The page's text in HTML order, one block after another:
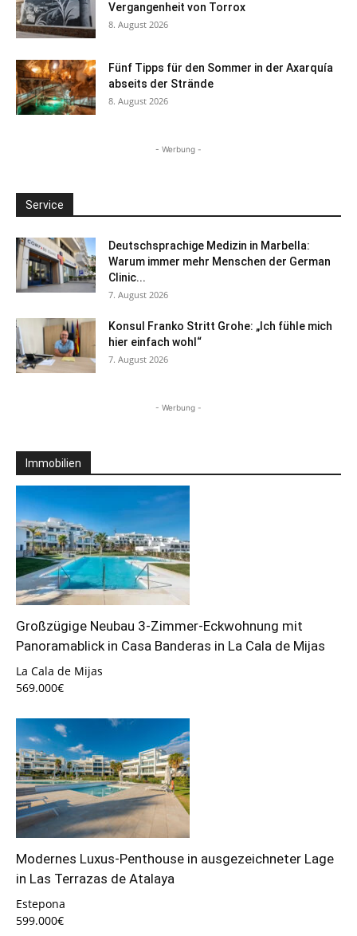
Vergangenheit von Torrox
8. August 2026
Fünf Tipps für den Sommer in der Axarquía
abseits der Strände
8. August 2026
- Werbung -
Service
Deutschsprachige Medizin in Marbella:
Warum immer mehr Menschen der German
Clinic...
7. August 2026
Konsul Franko Stritt Grohe: „Ich fühle mich
hier einfach wohl“
7. August 2026
- Werbung -
Immobilien
Großzügige Neubau 3-Zimmer-Eckwohnung mit
Panoramablick in Casa Banderas in La Cala de Mijas
La Cala de Mijas
569.000€
Modernes Luxus-Penthouse in ausgezeichneter Lage
in Las Terrazas de Atalaya
Estepona
599.000€